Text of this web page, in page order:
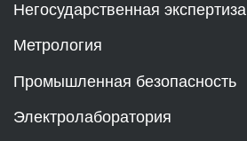
Негосударственная экспертиза
Метрология
Промышленная безопасность
Электролаборатория